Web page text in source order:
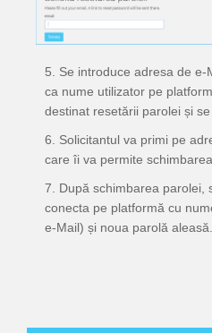
5. Se introduce adresa de e-
ca nume utilizator pe
destinat resetării parolei și
6. Solicitantul va primi pe
care îi va permite
7. După schimbarea parolei,
conecta pe platformă cu
e-Mail) și noua parolă aleasă.